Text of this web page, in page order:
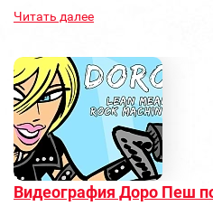
Читать далее
Видеография Доро Пеш